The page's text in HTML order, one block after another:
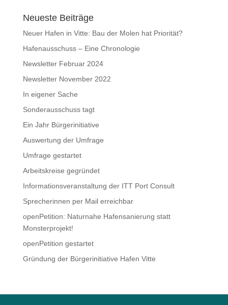
Neueste Beiträge
Neuer Hafen in Vitte: Bau der Molen hat Priorität?
Hafenausschuss – Eine Chronologie
Newsletter Februar 2024
Newsletter November 2022
In eigener Sache
Sonderausschuss tagt
Ein Jahr Bürgerinitiative
Auswertung der Umfrage
Umfrage gestartet
Arbeitskreise gegründet
Informationsveranstaltung der ITT Port Consult
Sprecherinnen per Mail erreichbar
openPetition: Naturnahe Hafensanierung statt
Monsterprojekt!
openPetition gestartet
Gründung der Bürgerinitiative Hafen Vitte